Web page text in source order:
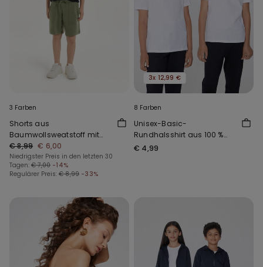
3 Farben
Shorts aus
Baumwollsweatstoff mit
Taschen für Jungen
€ 8,99 € 6,00
Niedrigster Preis in den letzten 30
Tagen: € 7,00 -14%
Regulärer Preis: € 8,99 -33%
3x 12,99 €
8 Farben
Unisex-Basic-
Rundhalsshirt aus 100 %
Baumwolle für Kinder
€ 4,99